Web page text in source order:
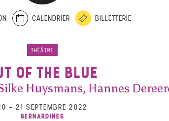
CALENDRIER BILLETTERIE
THÉÂTRE
OF THE BLUE
Huysmans, Hannes
– 21 SEPTEMBRE 2022
BERNARDINES